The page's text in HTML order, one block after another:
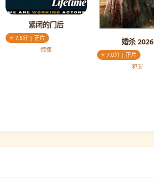
紧闭的门后
⭐ 7.5分 | 正片
惊悚
婚杀 2026
⭐ 7.0分 | 正片
犯罪